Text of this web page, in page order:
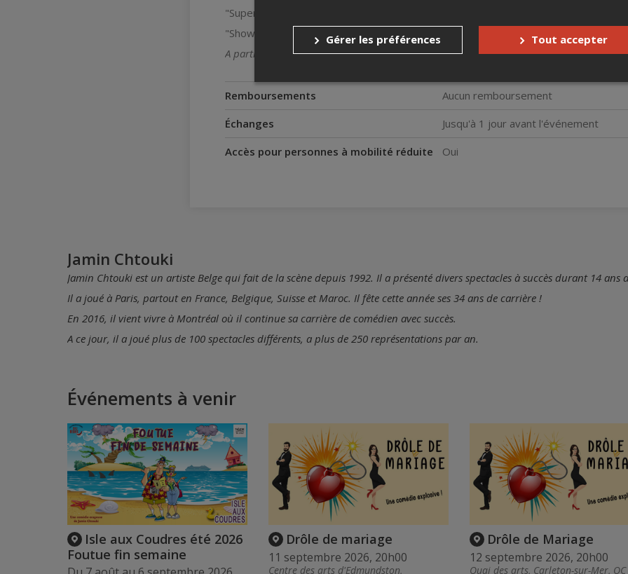
"Super pièce ! Résumé visuel qui permet de garder les notions en tête. Vous
"Show hilarant et comédien charismatique. On s’est bien amusé ma femme et moi."
A partir de 15 ans - 1h40 - Avec Jamin Chtouki
Remboursements
Aucun remboursement
Échanges
Jusqu'à 1 jour avant l'événement
Accès pour personnes à mobilité réduite
Oui
Jamin Chtouki
Jamin Chtouki est un artiste Belge qui fait de la scène depuis 1992. Il a présenté divers spectacles à succès durant 14 ans
Il a joué à Paris, partout en France, Belgique, Suisse et Maroc. Il fête cette année ses 34 ans de carrière !
En 2016, il vient vivre à Montréal où il continue sa carrière de comédien avec succès.
A ce jour, il a joué plus de 100 spectacles différents, a plus de 250 représentations par an.
Événements à venir
Isle aux Coudres été 2026
Foutue fin semaine
Drôle de mariage
11 septembre 2026, 20h00
Centre des arts d'Edmundston,
Drôle de Mariage
12 septembre 2026, 20h00
Quai des arts, Carleton-sur-Mer, QC
Gérer les préférences Tout accepter